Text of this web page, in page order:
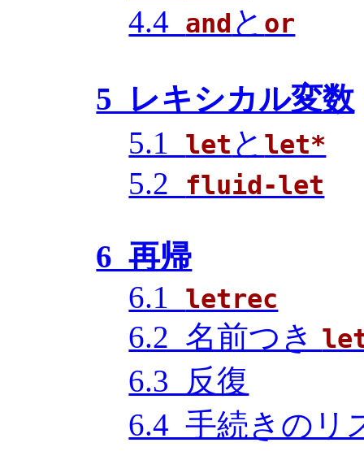
4.4 and と or
5 レキシカル変数
5.1
let と let*
5.2 fluid-let
6 再帰
6.1
letrec
6.2 名前つき
6.3 反復
6.4 手続きのリ